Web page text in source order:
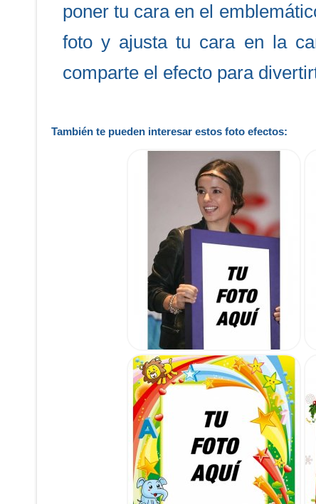
poner tu cara en el
foto y ajusta tu cara en la
comparte el efecto para
También te pueden interesar estos foto efectos: